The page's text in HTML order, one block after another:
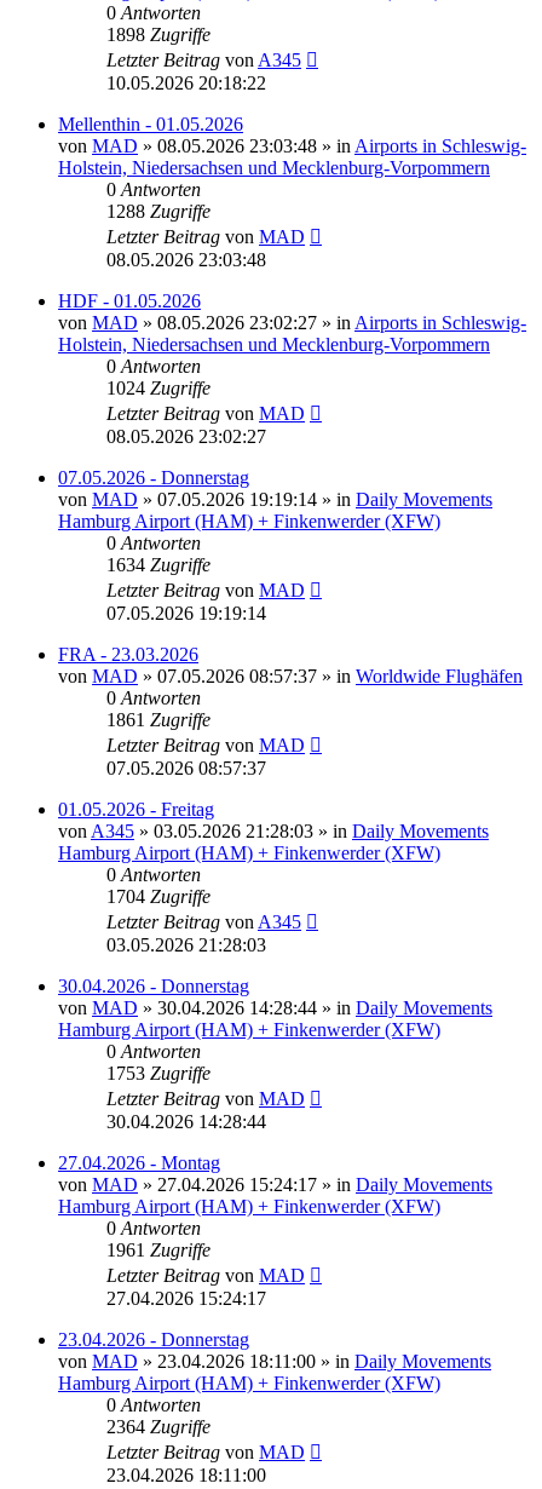
0 Antworten
1898 Zugriffe
Letzter Beitrag von A345
10.05.2026 20:18:22
Mellenthin - 01.05.2026
von MAD » 08.05.2026 23:03:48 » in Airports in Schleswig-
Holstein, Niedersachsen und Mecklenburg-Vorpommern
0 Antworten
1288 Zugriffe
Letzter Beitrag von MAD
08.05.2026 23:03:48
HDF - 01.05.2026
von MAD » 08.05.2026 23:02:27 » in Airports in Schleswig-
Holstein, Niedersachsen und Mecklenburg-Vorpommern
0 Antworten
1024 Zugriffe
Letzter Beitrag von MAD
08.05.2026 23:02:27
07.05.2026 - Donnerstag
von MAD » 07.05.2026 19:19:14 » in Daily Movements
Hamburg Airport (HAM) + Finkenwerder (XFW)
0 Antworten
1634 Zugriffe
Letzter Beitrag von MAD
07.05.2026 19:19:14
FRA - 23.03.2026
von MAD » 07.05.2026 08:57:37 » in Worldwide Flughäfen
0 Antworten
1861 Zugriffe
Letzter Beitrag von MAD
07.05.2026 08:57:37
01.05.2026 - Freitag
von A345 » 03.05.2026 21:28:03 » in Daily Movements
Hamburg Airport (HAM) + Finkenwerder (XFW)
0 Antworten
1704 Zugriffe
Letzter Beitrag von A345
03.05.2026 21:28:03
30.04.2026 - Donnerstag
von MAD » 30.04.2026 14:28:44 » in Daily Movements
Hamburg Airport (HAM) + Finkenwerder (XFW)
0 Antworten
1753 Zugriffe
Letzter Beitrag von MAD
30.04.2026 14:28:44
27.04.2026 - Montag
von MAD » 27.04.2026 15:24:17 » in Daily Movements
Hamburg Airport (HAM) + Finkenwerder (XFW)
0 Antworten
1961 Zugriffe
Letzter Beitrag von MAD
27.04.2026 15:24:17
23.04.2026 - Donnerstag
von MAD » 23.04.2026 18:11:00 » in Daily Movements
Hamburg Airport (HAM) + Finkenwerder (XFW)
0 Antworten
2364 Zugriffe
Letzter Beitrag von MAD
23.04.2026 18:11:00